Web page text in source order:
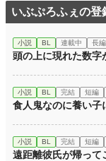
いぶぷろふぇの登
小説 BL 連載中 長編
頭の上に現れた数字
小説 BL 完結 短編
食人鬼なのに養い子
小説 BL 完結 短編
遠距離彼氏が帰って